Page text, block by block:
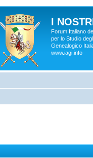
I
Forum Italiano
per lo Studio
Genealogico
www.iagi.info